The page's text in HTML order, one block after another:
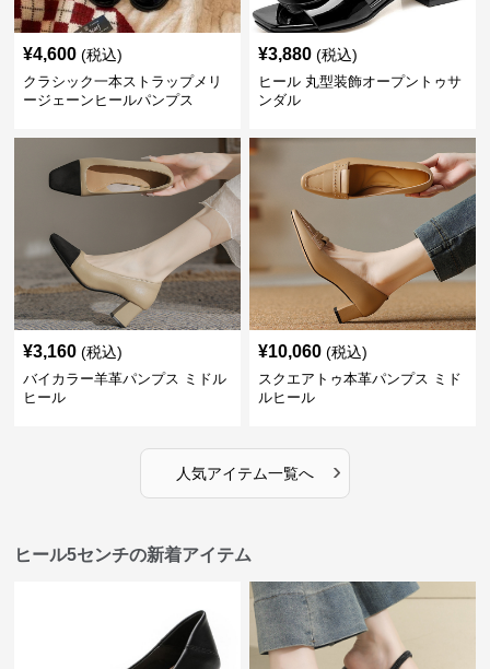
¥4,600 (税込)
クラシック一本ストラップメリ
ージェーンヒールパンプス
¥3,880 (税込)
ヒール 丸型装飾オープントゥサ
ンダル
¥3,160 (税込)
バイカラー羊革パンプス ミドル
ヒール
¥10,060 (税込)
スクエアトゥ本革パンプス ミド
ルヒール
人気アイテム一覧へ ›
ヒール5センチの新着アイテム